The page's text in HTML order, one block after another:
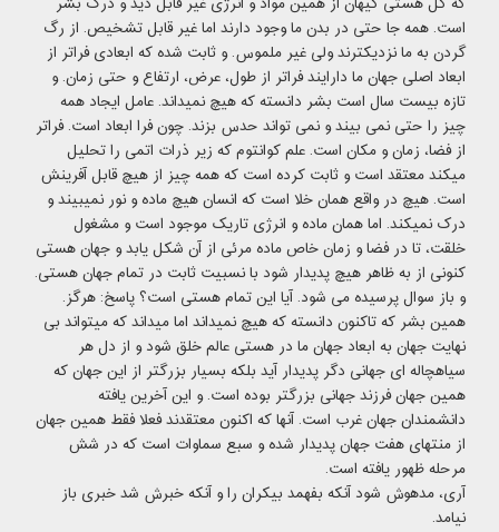
است. همه جا حتی در بدن ما وجود دارند اما غیر قابل تشخیص. از رگ
گردن به ما نزدیکترند ولی غیر ملموس. و ثابت شده که ابعادی فراتر از
ابعاد اصلی جهان ما دارایند فراتر از طول، عرض، ارتفاع و حتی زمان. و
تازه بیست سال است بشر دانسته که هیچ نمیداند. عامل ایجاد همه
چیز را حتی نمی بیند و نمی تواند حدس بزند. چون فرا ابعاد است. فراتر
از فضا، زمان و مکان است. علم کوانتوم که زیر ذرات اتمی را تحلیل
میکند معتقد است و ثابت کرده است که همه چیز از هیچ قابل آفرینش
است. هیچ در واقع همان خلا است که انسان هیچ ماده و نور نمیبیند و
درک نمیکند. اما همان ماده و انرژی تاریک موجود است و مشغول
خلقت، تا در فضا و زمان خاص ماده مرئی از آن شکل یابد و جهان هستی
کنونی از به ظاهر هیچ پدیدار شود با نسبیت ثابت در تمام جهان هستی.
و باز سوال پرسیده می شود. آیا این تمام هستی است؟ پاسخ: هرگز.
همین بشر که تاکنون دانسته که هیچ نمیداند اما میداند که میتواند بی
نهایت جهان به ابعاد جهان ما در هستی عالم خلق شود و از دل هر
سیاهچاله ای جهانی دگر پدیدار آید بلکه بسیار بزرگتر از این جهان که
همین جهان فرزند جهانی بزرگتر بوده است. و این آخرین یافته
دانشمندان جهان غرب است. آنها که اکنون معتقدند فعلا فقط همین جهان
از منتهای هفت جهان پدیدار شده و سبع سماوات است که در شش
مرحله ظهور یافته است.
آری، مدهوش شود آنکه بفهمد بیکران را و آنکه خبرش شد خبری باز
نیامد.